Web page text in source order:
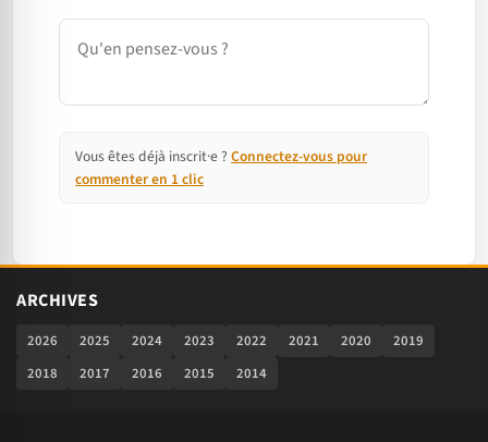
Commentaire
Vous êtes déjà inscrit·e ? Connectez-vous pour
commenter en 1 clic
ARCHIVES
2026 2025 2024 2023 2022 2021 2020
2019
2018
2017 2016 2015 2014